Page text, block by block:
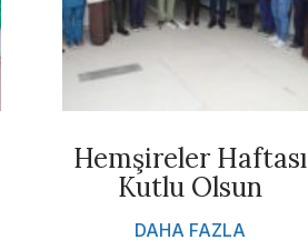
Hemşireler Haftası
Kutlu Olsun
DAHA FAZLA